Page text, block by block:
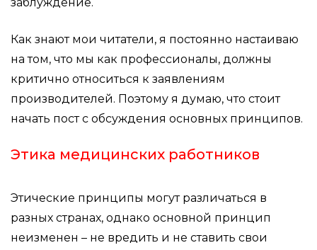
Как знают мои читатели, я постоянно настаиваю
на том, что мы как профессионалы, должны
критично относиться к заявлениям
производителей. Поэтому я думаю, что стоит
начать пост с обсуждения основных принципов.
Этика медицинских работников
Этические принципы могут различаться в
разных странах, однако основной принцип
неизменен – не вредить и не ставить свои